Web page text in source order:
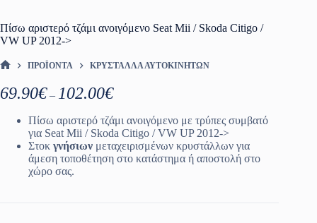
Πίσω αριστερό τζάμι ανοιγόμενο Seat Mii / Skoda Citigo /
VW UP 2012->
ΠΡΟΪΌΝΤΑ ΚΡΎΣΤΑΛΛΑ ΑΥΤΟΚΙΝΉΤΩΝ
69.90€ – 102.00€Price
69.90€
through
102.00€
Πίσω αριστερό τζάμι ανοιγόμενο με τρύπες συμβατό
για Seat Mii / Skoda Citigo / VW UP 2012->
Στοκ γνήσιων μεταχειρισμένων κρυστάλλων για
άμεση τοποθέτηση στο κατάστημα ή αποστολή στο
χώρο σας.